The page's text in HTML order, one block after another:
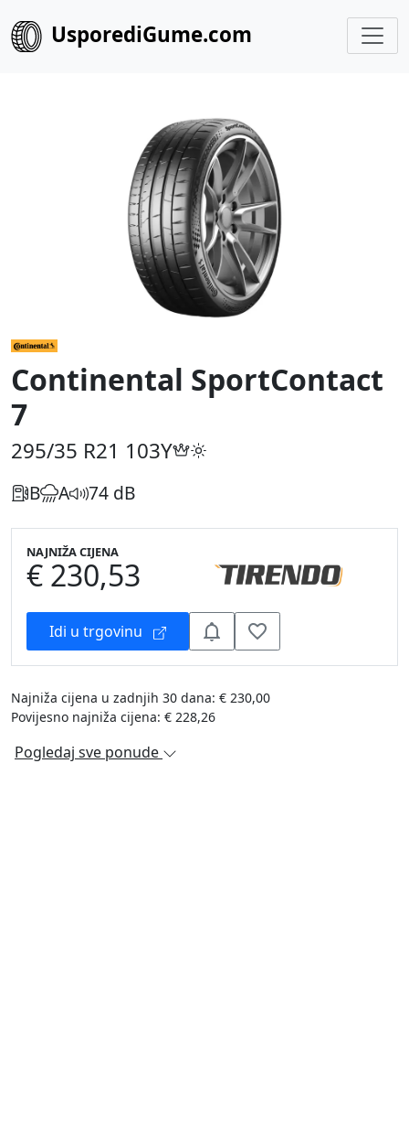
UsporediGume.com
Continental SportContact
7
295/35 R21 103Y
B A 74 dB
NAJNIŽA CIJENA
€ 230,53
Idi u trgovinu
Najniža cijena u zadnjih 30 dana: € 230,00
Povijesno najniža cijena: € 228,26
Pogledaj sve ponude